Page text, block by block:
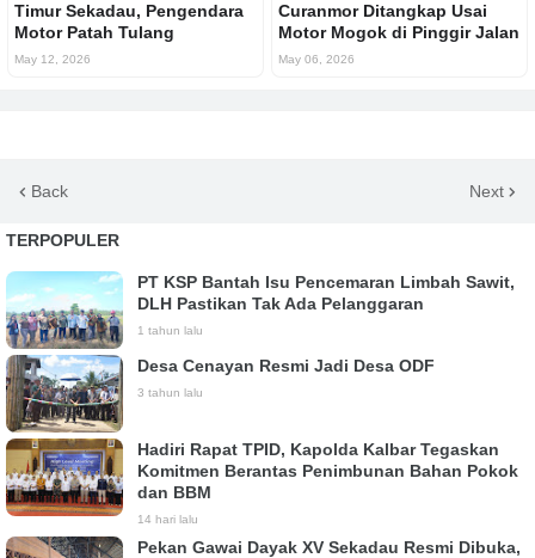
Timur Sekadau, Pengendara
Motor Patah Tulang
May 12, 2026
Curanmor Ditangkap Usai
Motor Mogok di Pinggir Jalan
May 06, 2026
Back Next
TERPOPULER
PT KSP Bantah Isu Pencemaran Limbah Sawit,
DLH Pastikan Tak Ada Pelanggaran
1 tahun lalu
Desa Cenayan Resmi Jadi Desa ODF
3 tahun lalu
Hadiri Rapat TPID, Kapolda Kalbar Tegaskan
Komitmen Berantas Penimbunan Bahan Pokok
dan BBM
14 hari lalu
Pekan Gawai Dayak XV Sekadau Resmi Dibuka,